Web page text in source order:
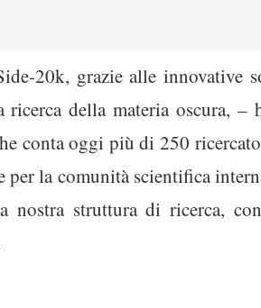
20k, grazie alle innovative
della materia oscura, –
conta oggi più di 250
la comunità scientifica
struttura di ricerca,